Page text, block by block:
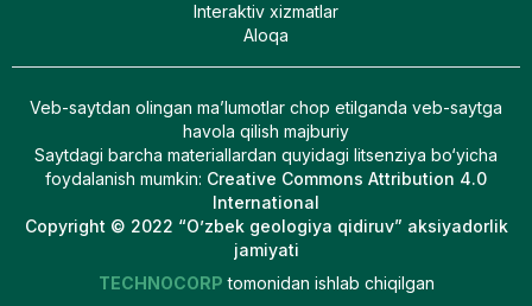
Interaktiv xizmatlar
Aloqa
Veb-saytdan olingan maʼlumotlar chop etilganda veb-saytga
havola qilish majburiy
Saytdagi barcha materiallardan quyidagi litsenziya bo‘yicha
foydalanish mumkin: Creative Commons Attribution 4.0
International
Copyright © 2022 “O’zbek geologiya qidiruv” aksiyadorlik
jamiyati
TECHNOCORP tomonidan ishlab chiqilgan